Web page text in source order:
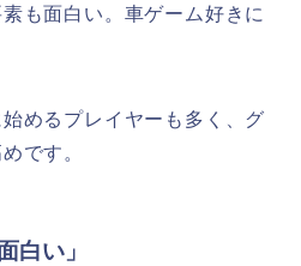
も面白い。車ゲーム好きに
めるプレイヤーも多く、グ
です。
白い」